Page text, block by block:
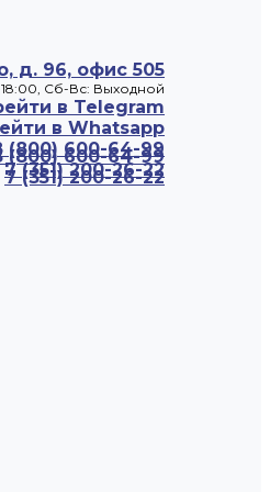
(800) 600-64-99
7 (351) 200-26-22
д. 96, офис 505
Cб-Вс: Выходной
в Telegram
в Whatsapp
(800) 600-64-99
7 (351) 200-26-22